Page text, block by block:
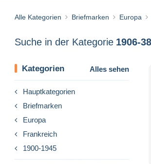
Alle Kategorien Briefmarken Europa
Suche in der Kategorie
Kategorien Alles sehen
Hauptkategorien
Briefmarken
Europa
Frankreich
1900-1945